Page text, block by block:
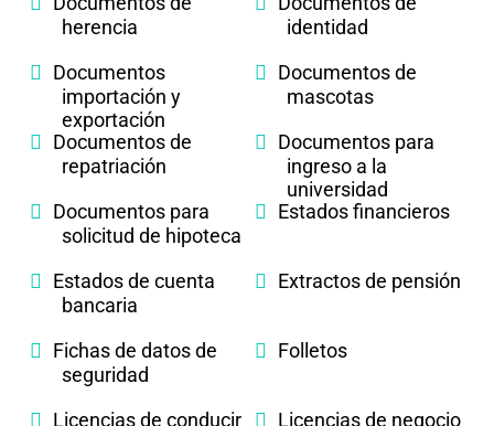
herencia
identidad
Documentos
importación y
exportación
Documentos de
mascotas
Documentos de
repatriación
Documentos para
ingreso a la
universidad
Documentos para
solicitud de hipoteca
Estados financieros
Estados de cuenta
bancaria
Extractos de pensión
Fichas de datos de
seguridad
Folletos
Licencias de conducir Licencias de negocio